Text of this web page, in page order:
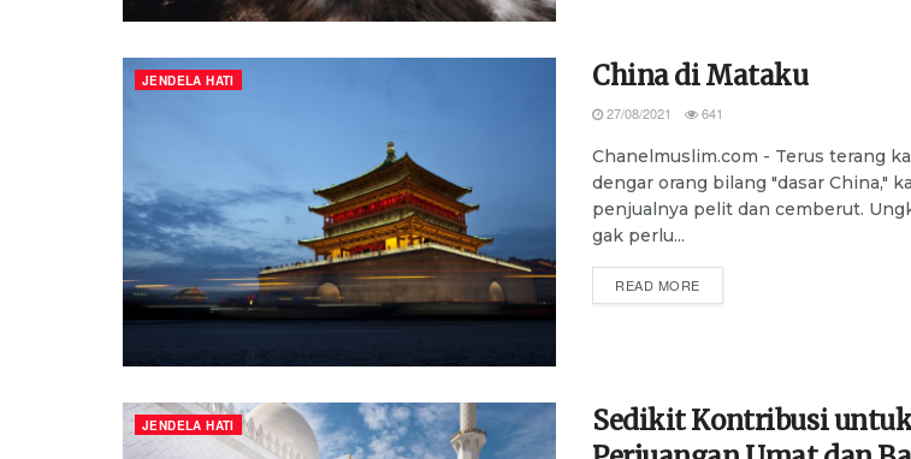
JENDELA HATI China di Mataku
27/08/2021 641
Chanelmuslim.com - Terus terang
dengar orang bilang "dasar China,"
penjualnya pelit dan cemberut.
gak perlu...
READ MOREDETAILS
JENDELA HATI
Sedikit Kontribusi